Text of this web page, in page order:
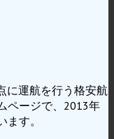
に運航を行う格安航
ページで、2013年
す。